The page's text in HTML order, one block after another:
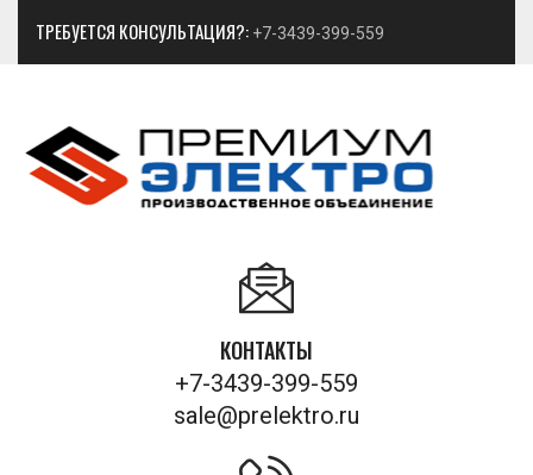
ТРЕБУЕТСЯ КОНСУЛЬТАЦИЯ?: +7-3439-399-559
КОНТАКТЫ
+7-3439-399-559
sale@prelektro.ru